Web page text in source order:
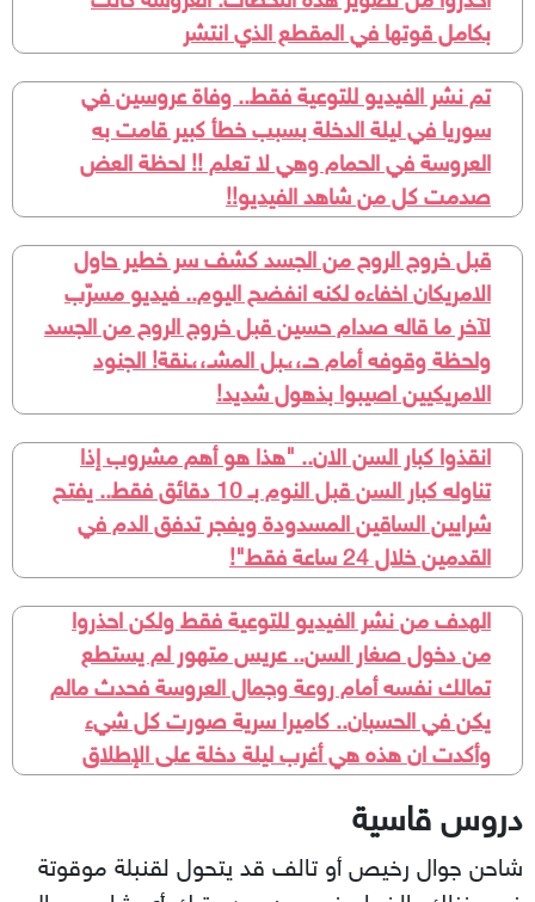
بكامل قوتها في المقطع الذي انتشر
تم نشر الفيديو للتوعية فقط.. وفاة عروسين في
سوريا في ليلة الدخلة بسبب خطأ كبير قامت به
العروسة في الحمام وهي لا تعلم !! لحظة العض
صدمت كل من شاهد الفيديو!!
قبل خروج الروح من الجسد كشف سر خطير حاول
الامريكان اخفاءه لكنه انفضح اليوم.. فيديو مسرّب
لآخر ما قاله صدام حسين قبل خروج الروح من الجسد
ولحظة وقوفه أمام حـ،،ـبل المشـ،،ـنقة! الجنود
الامريكيين اصيبوا بذهول شديد!
انقذوا كبار السن الان.. "هذا هو أهم مشروب إذا
تناوله كبار السن قبل النوم بـ 10 دقائق فقط.. يفتح
شرايين الساقين المسدودة ويفجر تدفق الدم في
القدمين خلال 24 ساعة فقط"!
الهدف من نشر الفيديو للتوعية فقط ولكن احذروا
من دخول صغار السن.. عريس متهور لم يستطع
تمالك نفسه أمام روعة وجمال العروسة فحدث مالم
يكن في الحسبان.. كاميرا سرية صورت كل شيء
وأكدت ان هذه هي أغرب ليلة دخلة على الإطلاق
دروس قاسية
شاحن جوال رخيص أو تالف قد يتحول لقنبلة موقوتة